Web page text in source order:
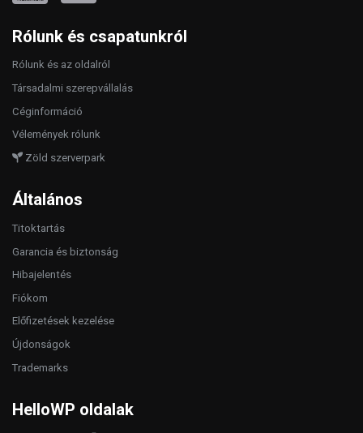
Rólunk és csapatunkról
Rólunk és az oldalról
Társadalmi szerepvállalás
Céginformáció
Vélemények rólunk
Zöld szerverpark
Általános
Titoktartás
Garancia és biztonság
Hibajelentés
Fiókom
Előfizetések kezelése
Újdonságok
Trademarks
HelloWP oldalak